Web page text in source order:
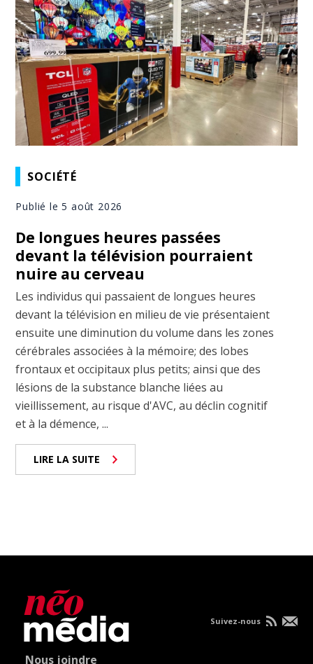
SOCIÉTÉ
Publié le 5 août 2026
De longues heures passées
devant la télévision pourraient
nuire au cerveau
Les individus qui passaient de longues heures
devant la télévision en milieu de vie présentaient
ensuite une diminution du volume dans les zones
cérébrales associées à la mémoire; des lobes
frontaux et occipitaux plus petits; ainsi que des
lésions de la substance blanche liées au
vieillissement, au risque d'AVC, au déclin cognitif
et à la démence, ...
LIRE LA SUITE
Nous joindre
Suivez-nous